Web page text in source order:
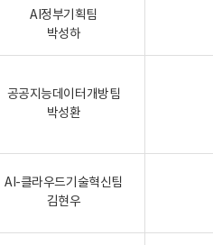
AI정부기획팀
박성하
공공지능데이터개방팀
박성환
AI-클라우드기술혁신팀
김현우